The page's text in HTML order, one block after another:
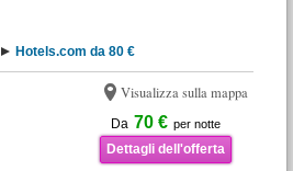
Hotels.com da 80 €
Visualizza sulla mappa
Da 70 € per notte
Dettagli dell'offerta